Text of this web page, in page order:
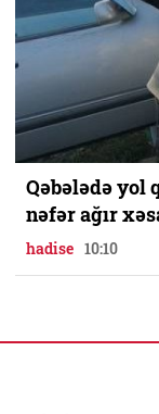
Qəbələdə yol
nəfər ağır
hadise 10:10